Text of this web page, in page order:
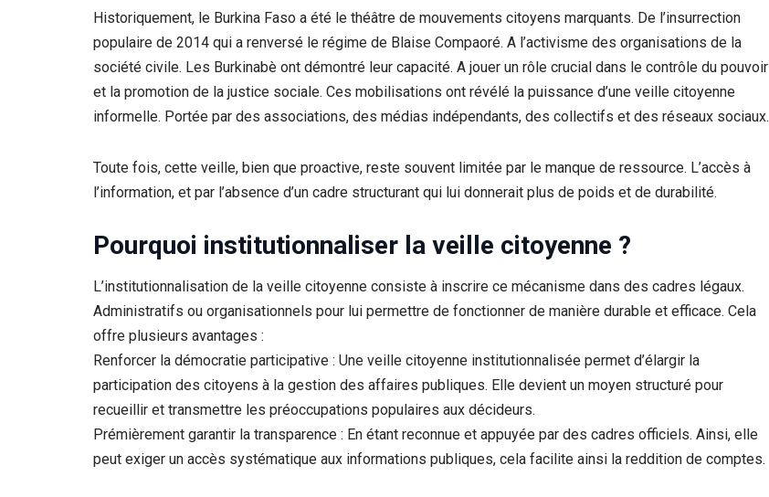
Historiquement, le Burkina Faso a été le théâtre de mouvements citoyens marquants. De l’insurrection
populaire de 2014 qui a renversé le régime de Blaise Compaoré. A l’activisme des organisations de la
société civile. Les Burkinabè ont démontré leur capacité. A jouer un rôle crucial dans le contrôle du pouvoir
et la promotion de la justice sociale. Ces mobilisations ont révélé la puissance d’une veille citoyenne
informelle. Portée par des associations, des médias indépendants, des collectifs et des réseaux sociaux.
Toute fois, cette veille, bien que proactive, reste souvent limitée par le manque de ressource. L’accès à
l’information, et par l’absence d’un cadre structurant qui lui donnerait plus de poids et de durabilité.
Pourquoi institutionnaliser la veille citoyenne ?
L’institutionnalisation de la veille citoyenne consiste à inscrire ce mécanisme dans des cadres légaux.
Administratifs ou organisationnels pour lui permettre de fonctionner de manière durable et efficace. Cela
offre plusieurs avantages :
Renforcer la démocratie participative : Une veille citoyenne institutionnalisée permet d’élargir la
participation des citoyens à la gestion des affaires publiques. Elle devient un moyen structuré pour
recueillir et transmettre les préoccupations populaires aux décideurs.
Prémièrement garantir la transparence : En étant reconnue et appuyée par des cadres officiels. Ainsi, elle
peut exiger un accès systématique aux informations publiques, cela facilite ainsi la reddition de comptes.